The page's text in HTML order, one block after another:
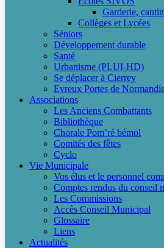
Garderie,
Collèges et Lycées
Séniors
Développement durable
Santé
Urbanisme (PLUI-HD)
Se déplacer à Cierrey
Evreux Portes de
Associations
Les Anciens Combattants
Bibliothèque
Chorale Pom’ré bémol
Comités des fêtes
Cyclo
Vie Municipale
Vos élus et le personnel
Comptes rendus du conseil
Les Commissions
Accès Conseil Municipal
Glossaire
Liens
Actualités